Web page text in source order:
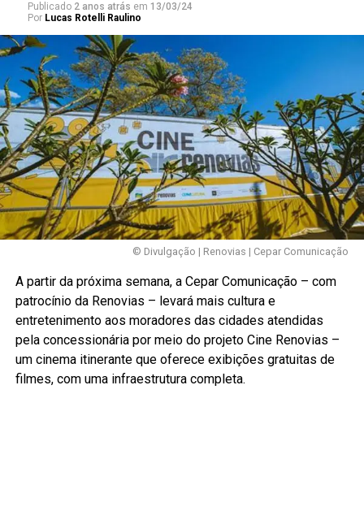
Publicado 2 anos atrás em 13/03/24
Por Lucas Rotelli Raulino
© Divulgação | Renovias | Cepar Comunicação
A partir da próxima semana, a Cepar Comunicação – com
patrocínio da Renovias – levará mais cultura e
entretenimento aos moradores das cidades atendidas
pela concessionária por meio do projeto Cine Renovias –
um cinema itinerante que oferece exibições gratuitas de
filmes, com uma infraestrutura completa.